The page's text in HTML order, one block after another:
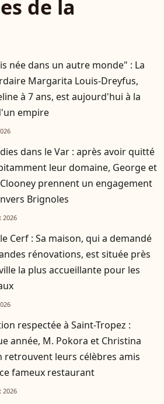
de la
née dans un autre monde" : La
Margarita Louis-Dreyfus,
à 7 ans, est aujourd'hui à la
empire
dans le Var : après avoir quitté
leur domaine, George et
prennent un engagement
Brignoles
2026
Cerf : Sa maison, qui a demandé
rénovations, est située près
la plus accueillante pour les
respectée à Saint-Tropez :
année, M. Pokora et Christina
retrouvent leurs célèbres amis
fameux restaurant
2026